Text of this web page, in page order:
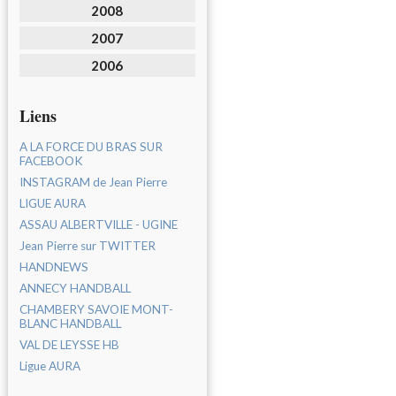
2008
2007
2006
Liens
A LA FORCE DU BRAS SUR
FACEBOOK
INSTAGRAM de Jean Pierre
LIGUE AURA
ASSAU ALBERTVILLE - UGINE
Jean Pierre sur TWITTER
HANDNEWS
ANNECY HANDBALL
CHAMBERY SAVOIE MONT-
BLANC HANDBALL
VAL DE LEYSSE HB
Ligue AURA